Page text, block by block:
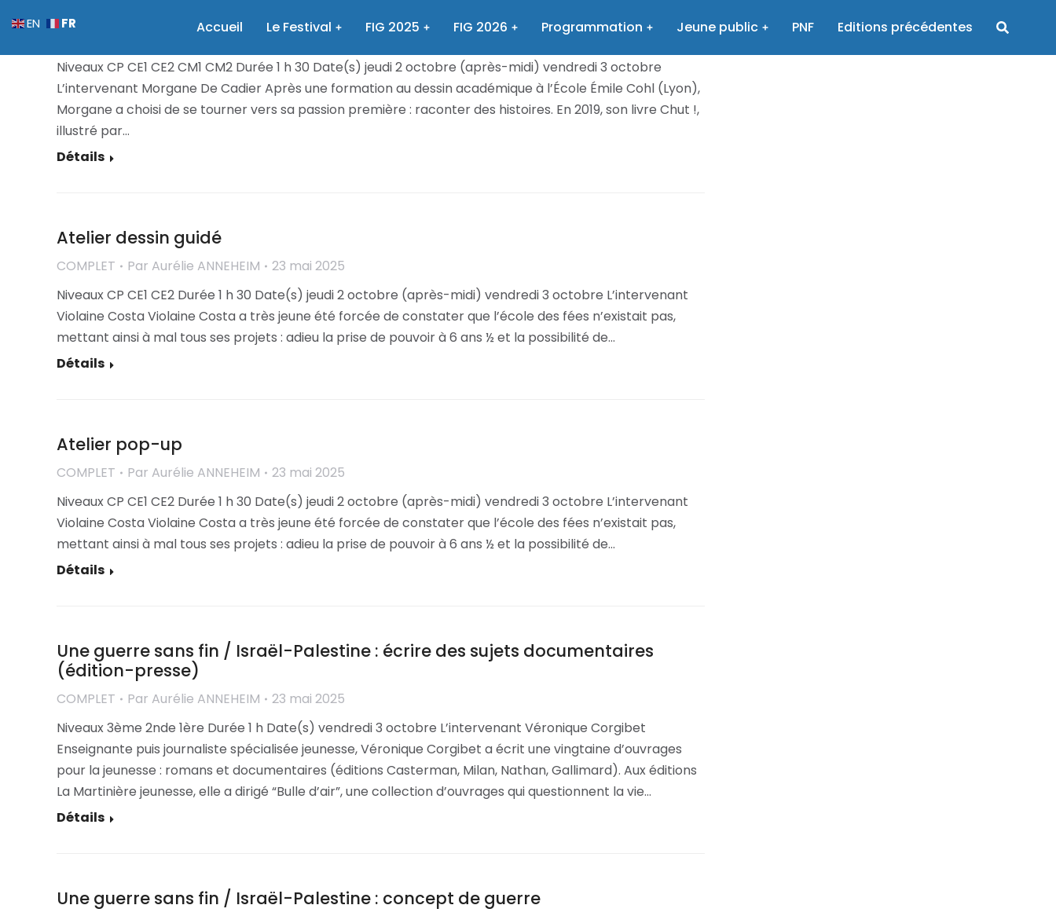
Accueil Le Festival FIG 2025 FIG 2026 Programmation Jeune public PNF Editions précédentes
Niveaux CP CE1 CE2 CM1 CM2 Durée 1 h 30 Date(s) jeudi 2 octobre (après-midi) vendredi 3 octobre
L’intervenant Morgane De Cadier Après une formation au dessin académique à l’École Émile Cohl (Lyon),
Morgane a choisi de se tourner vers sa passion première : raconter des histoires. En 2019, son livre Chut !,
illustré par…
Détails
Atelier dessin guidé
COMPLET Par Aurélie ANNEHEIM
23 mai 2025
Niveaux CP CE1 CE2 Durée 1 h 30 Date(s) jeudi 2 octobre (après-midi) vendredi 3 octobre L’intervenant
Violaine Costa Violaine Costa a très jeune été forcée de constater que l’école des fées n’existait pas,
mettant ainsi à mal tous ses projets : adieu la prise de pouvoir à 6 ans ½ et la possibilité de…
Détails
Atelier pop-up
COMPLET Par Aurélie ANNEHEIM
23 mai 2025
Niveaux CP CE1 CE2 Durée 1 h 30 Date(s) jeudi 2 octobre (après-midi) vendredi 3 octobre L’intervenant
Violaine Costa Violaine Costa a très jeune été forcée de constater que l’école des fées n’existait pas,
mettant ainsi à mal tous ses projets : adieu la prise de pouvoir à 6 ans ½ et la possibilité de…
Détails
Une guerre sans fin / Israël-Palestine : écrire des sujets documentaires
(édition-presse)
COMPLET Par Aurélie ANNEHEIM
23 mai 2025
Niveaux 3ème 2nde 1ère Durée 1 h Date(s) vendredi 3 octobre L’intervenant Véronique Corgibet
Enseignante puis journaliste spécialisée jeunesse, Véronique Corgibet a écrit une vingtaine d’ouvrages
pour la jeunesse : romans et documentaires (éditions Casterman, Milan, Nathan, Gallimard). Aux éditions
La Martinière jeunesse, elle a dirigé “Bulle d’air”, une collection d’ouvrages qui questionnent la vie…
Détails
Une guerre sans fin / Israël-Palestine : concept de guerre
EN FR